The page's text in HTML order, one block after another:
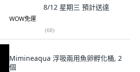
8/12 星期三 預計送達
WOW免運
(68)
Mimineaqua 浮吸兩用魚卵孵化桶, 2
個